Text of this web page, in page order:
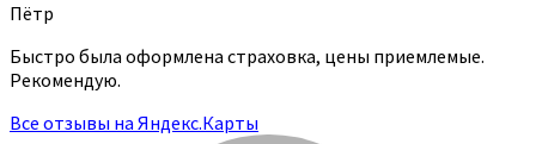
Пётр
Быстро была оформлена страховка, цены приемлемые.
Рекомендую.
Все отзывы на Яндекс.Карты